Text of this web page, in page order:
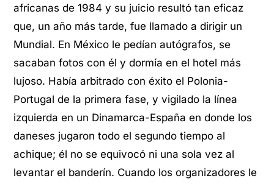
africanas de 1984 y su juicio resultó tan eficaz
que, un año más tarde, fue llamado a dirigir un
Mundial. En México le pedían autógrafos, se
sacaban fotos con él y dormía en el hotel más
lujoso. Había arbitrado con éxito el Polonia-
Portugal de la primera fase, y vigilado la línea
izquierda en un Dinamarca-España en donde los
daneses jugaron todo el segundo tiempo al
achique; él no se equivocó ni una sola vez al
levantar el banderín. Cuando los organizadores le